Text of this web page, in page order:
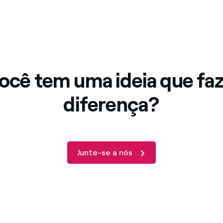
tem uma ideia que
diferença?
Junte-se a nós